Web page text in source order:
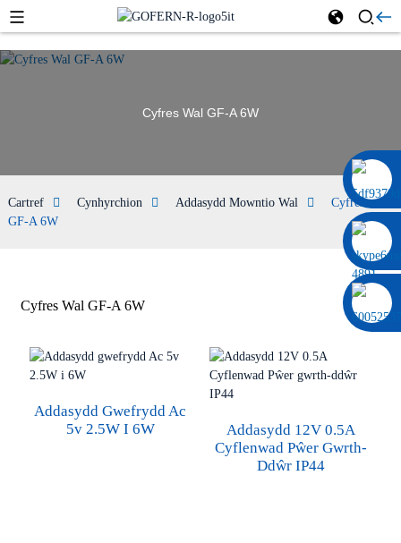
0086 13322920697
Cyfres Wal GF-A 6W
Cartref Cynhyrchion Addasydd Mowntio Wal
Cyfres Wal
GF-A 6W
Cyfres Wal GF-A 6W
Addasydd Gwefrydd Ac
5v 2.5W I 6W
Addasydd 12V 0.5A
Cyflenwad Pŵer Gwrth-
Ddŵr IP44